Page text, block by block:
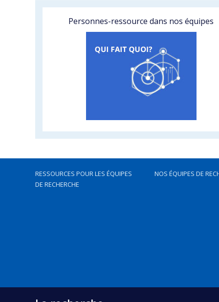
Personnes-ressource dans nos équipes
RESSOURCES POUR LES ÉQUIPES
DE RECHERCHE
NOS ÉQUIPES DE